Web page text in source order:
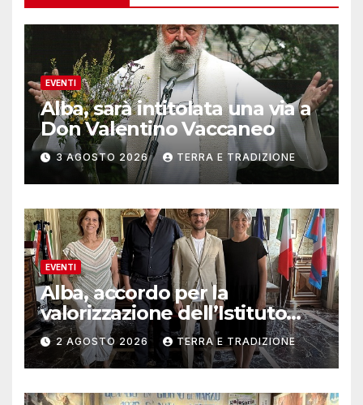
EVENTI
Alba, sarà intitolata una via a
Don Valentino Vaccaneo
3 AGOSTO 2026 TERRA E TRADIZIONE
EVENTI
Alba, accordo per la
valorizzazione dell’Istituto
musicale Rocca
2 AGOSTO 2026 TERRA E TRADIZIONE